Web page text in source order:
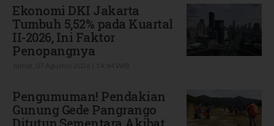
Ekonomi DKI Jakarta
Tumbuh 5,52% pada Kuartal
II-2026, Ini Faktor
Penopangnya
Pengumuman! Pendakian
Gunung Gede Pangrango
Ditutup Sementara Akibat